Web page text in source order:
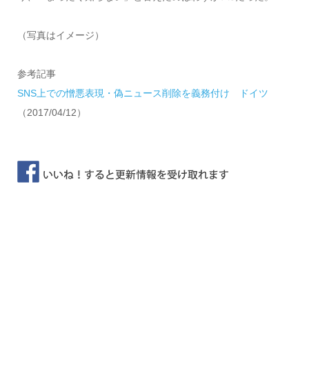
（写真はイメージ）
参考記事
SNS上での憎悪表現・偽ニュース削除を義務付け ドイツ
（2017/04/12）